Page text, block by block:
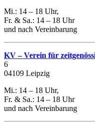
Mi.: 14 – 18 Uhr,
Fr. & Sa.: 14 – 18 Uhr
und nach Vereinbarung
KV – Verein für
6
04109 Leipzig
Mi.: 14 – 18 Uhr,
Fr. & Sa.: 14 – 18 Uhr
und nach Vereinbarung